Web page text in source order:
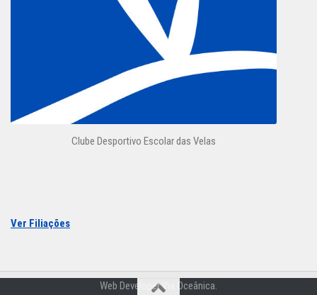
Clube Desportivo Escolar das Velas
Ver Filiações
Web Developer Via Oceânica.